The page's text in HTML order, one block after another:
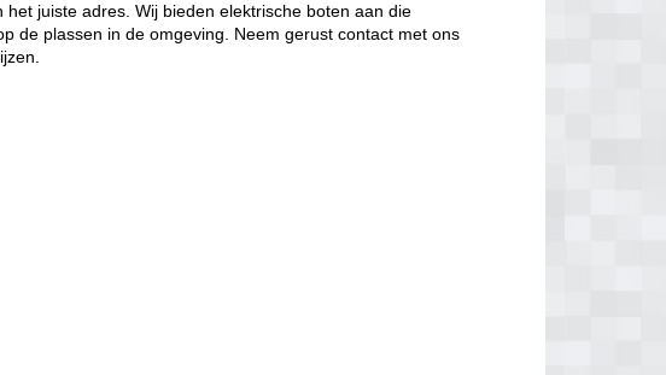
juiste adres. Wij bieden elektrische boten aan die
de plassen in de omgeving. Neem gerust contact met ons